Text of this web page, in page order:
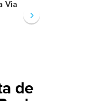
Via
›
de